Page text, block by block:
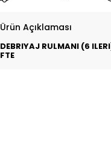
Ürün Açıklaması
DEBRIYAJ RULMANI (6
FTE